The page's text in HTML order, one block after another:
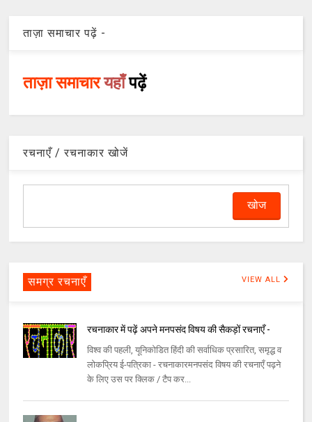
ताज़ा समाचार पढ़ें -
ताज़ा समाचारयहाँपढ़ें
रचनाएँ / रचनाकार खोजें
समग्र रचनाएँ VIEW ALL
रचनाकार में पढ़ें अपने मनपसंद विषय की सैकड़ों रचनाएँ -
विश्व की पहली, यूनिकोडित हिंदी की सर्वाधिक प्रसारित, समृद्ध व
लोकप्रिय ई-पत्रिका - रचनाकारमनपसंद विषय की रचनाएँ पढ़ने
के लिए उस पर क्लिक / टैप कर...